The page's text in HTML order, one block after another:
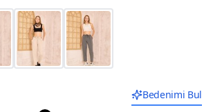
Bedenimi Bul